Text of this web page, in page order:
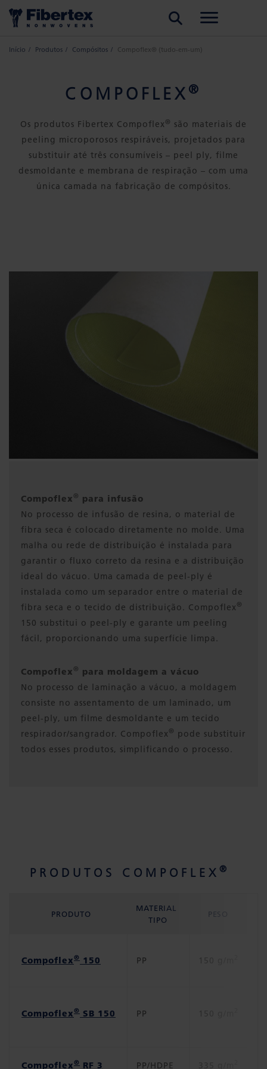
Início Produtos Compósitos Compoflex® (tudo-em-um)
COMPOFLEX ®
Os produtos Fibertex Compoflex ® são materiais de
peeling microporosos respiráveis, projetados para
substituir até três consumíveis – peel ply, filme
desmoldante e membrana de respiração – com uma
única camada na fabricação de compósitos.
Compoflex ® para infusão
No processo de infusão de resina, o material de
fibra seca é colocado diretamente no molde. Uma
malha ou rede de distribuição é instalada para
garantir o fluxo correto da resina e a distribuição
ideal do vácuo. Uma camada de peel-ply é
instalada como um separador entre o material de
fibra seca e o tecido de distribuição. Compoflex ®
150 substitui o peel-ply e garante um peeling
fácil, proporcionando uma superfície limpa.
Compoflex ® para moldagem a vácuo
No processo de laminação a vácuo, a moldagem
consiste no assentamento de um laminado, um
peel-ply, um filme desmoldante e um tecido
respirador/sangrador. Compoflex ® pode substituir
todos esses produtos, simplificando o processo.
PRODUTOS COMPOFLEX ®
PRODUTO
MATERIAL
TIPO
PESO
Compoflex® 150 PP
Compoflex® SB 150 PP
Compoflex® RF 3 PP/HDPE